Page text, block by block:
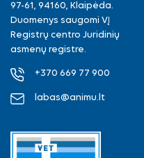
97-61, 94160, Klaipėda.
Duomenys saugomi VĮ
Registrų centro Juridinių
asmenų registre.
+370 669 77 900
labas@animu.lt